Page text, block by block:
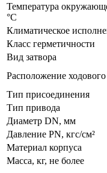
Температура
°С
Климатическое
Класс герметичности
Вид затвора
Расположение ходового
Тип присоединения
Тип привода
Диаметр DN, мм
Давление PN, кгс/см²
Материал корпуса
Масса, кг, не более